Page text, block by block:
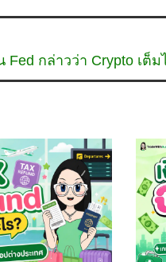
Fed กล่าวว่า Crypto เต็